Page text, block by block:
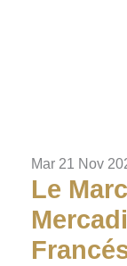
Mar 21 Nov
Le